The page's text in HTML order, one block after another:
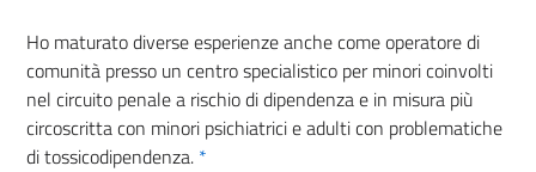
Ho maturato diverse esperienze anche come operatore di
comunità presso un centro specialistico per minori coinvolti
nel circuito penale a rischio di dipendenza e in misura più
circoscritta con minori psichiatrici e adulti con problematiche
di tossicodipendenza. *